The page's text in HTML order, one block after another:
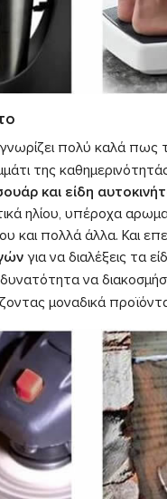
γνωρίζει πολύ καλά πως
της
και είδη
ηλίου, υπέροχα
πολλά άλλα. Και
για να διαλέξεις τα
δυνατότητα να
μοναδικά